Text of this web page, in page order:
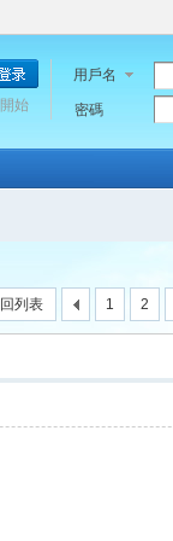
用戶名
密碼
始
1 2
列表